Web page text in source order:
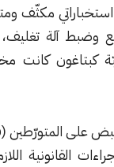
مكثّف ومتابعة دقيقة
تغليف، إضافة إلى
كانت مخزّنة ومعدّة
(ف.ر) و(ر.ر)،
اللازمة بحقّهما،